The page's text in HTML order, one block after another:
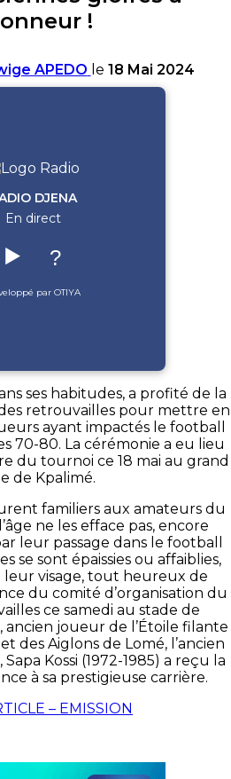
!
APEDO le 18 Mai 2024
DJENA
En direct
▶️ ?
par OTIYA
ses habitudes, a profité de la
retrouvailles pour mettre en
ayant impactés le football
70-80. La cérémonie a eu lieu
du tournoi ce 18 mai au grand
de Kpalimé.
familiers aux amateurs du
ne les efface pas, encore
leur passage dans le football
se sont épaissies ou affaiblies,
leur visage, tout heureux de
du comité d’organisation du
ce samedi au stade de
ancien joueur de l’Étoile filante
des Aiglons de Lomé, l’ancien
Kossi (1972-1985) a reçu la
à sa prestigieuse carrière.